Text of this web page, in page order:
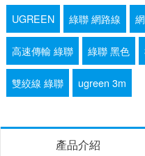
UGREEN
綠聯 網路線
高速傳輸 綠聯 綠聯 黑色
雙絞線 綠聯 ugreen 3m
產品介紹